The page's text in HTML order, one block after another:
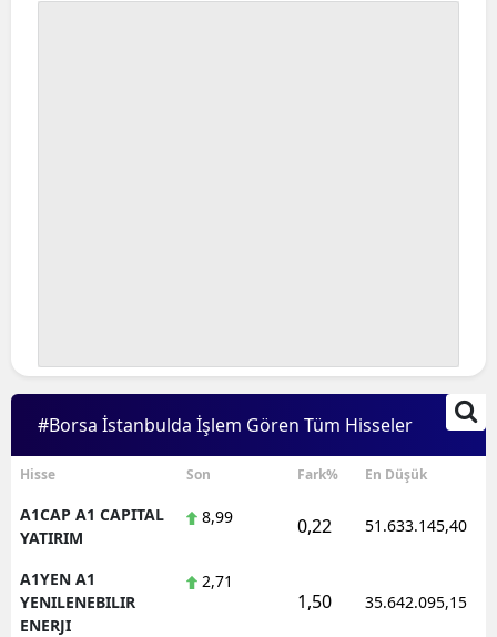
#Borsa İstanbulda İşlem Gören Tüm Hisseler
Hisse Son Fark% En Düşük
A1CAP A1 CAPITAL
YATIRIM
8,99 0,22 51.633.145,40
A1YEN A1
YENILENEBILIR
ENERJI
2,71
1,50 35.642.095,15